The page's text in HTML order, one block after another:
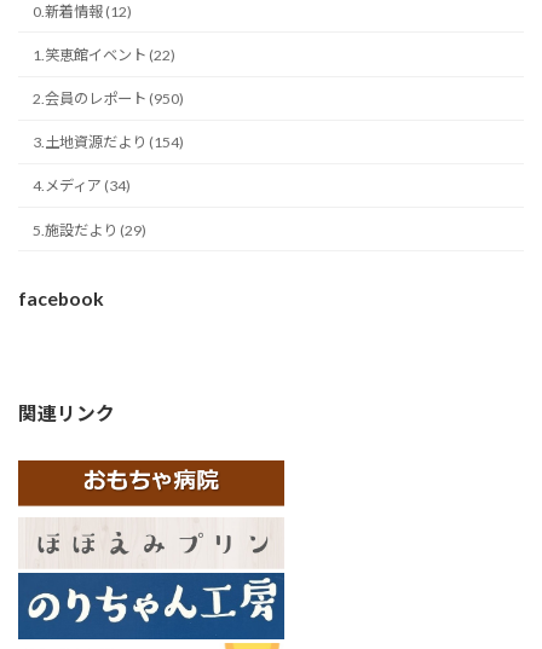
0.新着情報 (12)
1.笑恵館イベント (22)
2.会員のレポート (950)
3.土地資源だより (154)
4.メディア (34)
5.施設だより (29)
facebook
関連リンク